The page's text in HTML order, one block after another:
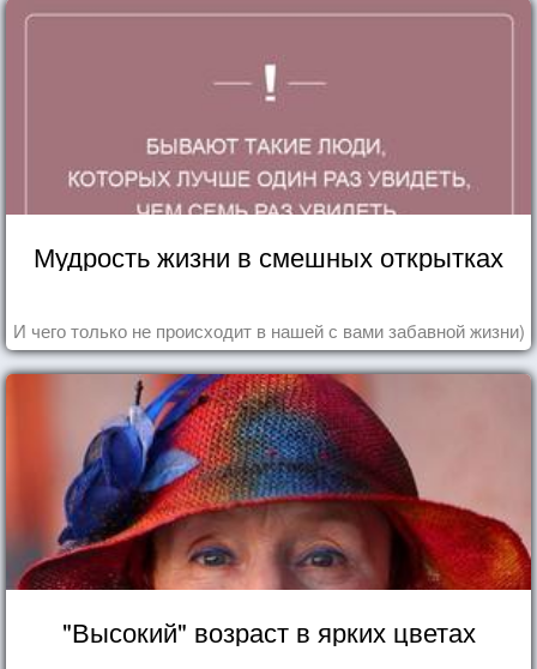
Мудрость жизни в смешных открытках
И чего только не происходит в нашей с вами забавной жизни)
"Высокий" возраст в ярких цветах